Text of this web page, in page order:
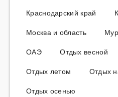
Краснодарский край
Москва и область
ОАЭ
Отдых весной
Отдых летом
Отдых
Отдых осенью